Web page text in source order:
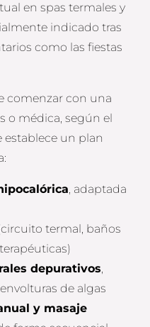
en spas termales y
indicado tras
como las fiestas
comenzar con una
o médica, según el
establece un plan
, adaptada
termal, baños
depurativos,
de algas
y masaje